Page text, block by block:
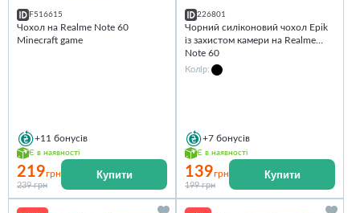
F516615
Чохол на Realme Note 60
Minecraft game
+11 бонусів
Є в наявності
219грн
239 грн
Купити
226801
Чорний силіконовий чохол Epik
із захистом камери на Realme
Note 60
Колір:
+7 бонусів
Є в наявності
139грн
199 грн
Купити